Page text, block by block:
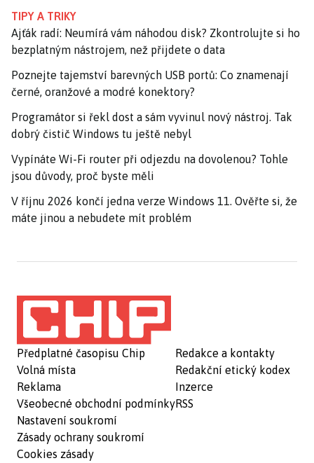
TIPY A TRIKY
Ajťák radí: Neumírá vám náhodou disk? Zkontrolujte si ho
bezplatným nástrojem, než přijdete o data
Poznejte tajemství barevných USB portů: Co znamenají
černé, oranžové a modré konektory?
Programátor si řekl dost a sám vyvinul nový nástroj. Tak
dobrý čistič Windows tu ještě nebyl
Vypínáte Wi-Fi router při odjezdu na dovolenou? Tohle
jsou důvody, proč byste měli
V říjnu 2026 končí jedna verze Windows 11. Ověřte si, že
máte jinou a nebudete mít problém
Předplatné časopisu Chip
Volná místa
Reklama
Všeobecné obchodní podmínky
Nastavení soukromí
Zásady ochrany soukromí
Cookies zásady
Redakce a kontakty
Redakční etický kodex
Inzerce
RSS